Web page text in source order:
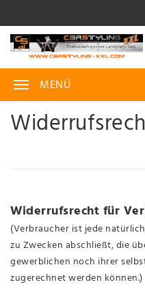
MENÜ
Widerrufsrecht für
(Verbraucher ist jede
zu Zwecken abschließt, die
gewerblichen noch ihrer
zugerechnet werden können.)